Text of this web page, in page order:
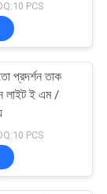
PCS
প্রদর্শন তাক
লাইট ই এম /
PCS